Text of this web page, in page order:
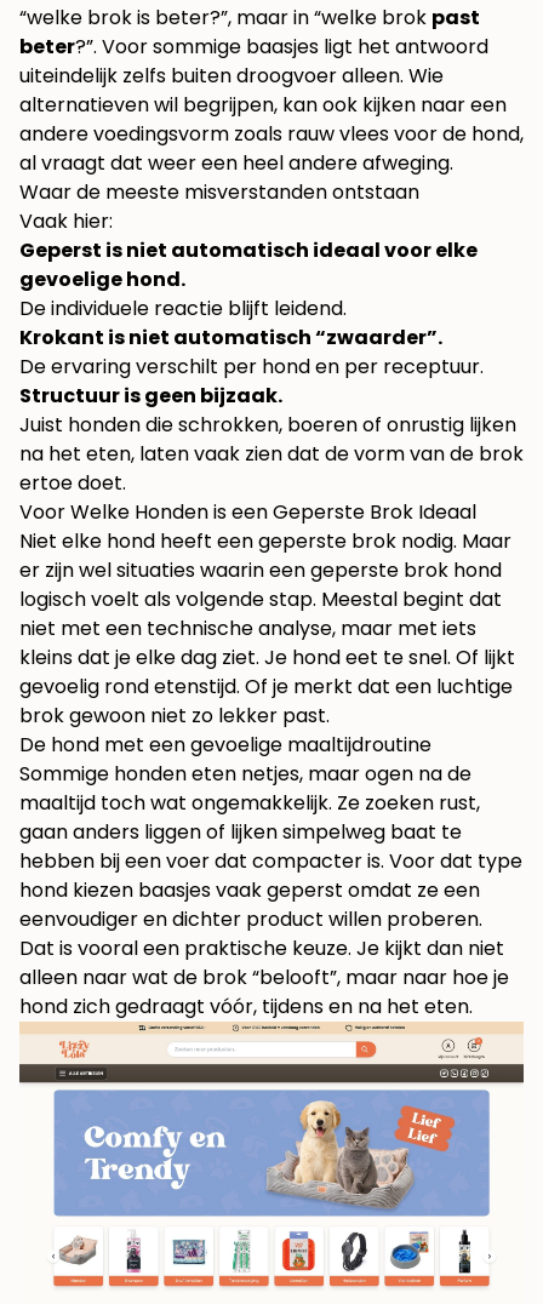
“welke brok is beter?”, maar in “welke brok past
beter?”. Voor sommige baasjes ligt het antwoord
uiteindelijk zelfs buiten droogvoer alleen. Wie
alternatieven wil begrijpen, kan ook kijken naar een
andere voedingsvorm zoals rauw vlees voor de hond,
al vraagt dat weer een heel andere afweging.
Waar de meeste misverstanden ontstaan
Vaak hier:
Geperst is niet automatisch ideaal voor elke
gevoelige hond.
De individuele reactie blijft leidend.
Krokant is niet automatisch “zwaarder”.
De ervaring verschilt per hond en per receptuur.
Structuur is geen bijzaak.
Juist honden die schrokken, boeren of onrustig lijken
na het eten, laten vaak zien dat de vorm van de brok
ertoe doet.
Voor Welke Honden is een Geperste Brok Ideaal
Niet elke hond heeft een geperste brok nodig. Maar
er zijn wel situaties waarin een geperste brok hond
logisch voelt als volgende stap. Meestal begint dat
niet met een technische analyse, maar met iets
kleins dat je elke dag ziet. Je hond eet te snel. Of lijkt
gevoelig rond etenstijd. Of je merkt dat een luchtige
brok gewoon niet zo lekker past.
De hond met een gevoelige maaltijdroutine
Sommige honden eten netjes, maar ogen na de
maaltijd toch wat ongemakkelijk. Ze zoeken rust,
gaan anders liggen of lijken simpelweg baat te
hebben bij een voer dat compacter is. Voor dat type
hond kiezen baasjes vaak geperst omdat ze een
eenvoudiger en dichter product willen proberen.
Dat is vooral een praktische keuze. Je kijkt dan niet
alleen naar wat de brok “belooft”, maar naar hoe je
hond zich gedraagt vóór, tijdens en na het eten.